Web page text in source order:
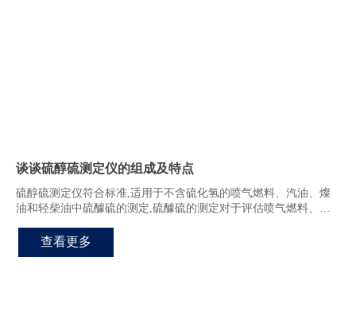
谈谈硫醇硫测定仪的组成及特点
硫醇硫测定仪符合标准,适用于不含硫化氢的喷气燃料、汽油、燦
油和轻柴油中硫醵硫的测定,硫醵硫的测定对于评估喷气燃料、汽
统的蚀具有重要意义。
查看更多